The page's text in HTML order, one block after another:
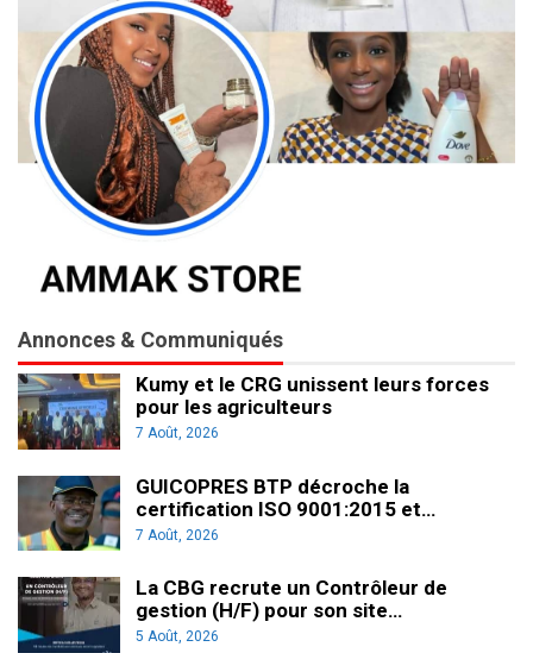
Annonces & Communiqués
Kumy et le CRG unissent leurs forces
pour les agriculteurs
7 Août, 2026
GUICOPRES BTP décroche la
certification ISO 9001:2015 et…
7 Août, 2026
La CBG recrute un Contrôleur de
gestion (H/F) pour son site…
5 Août, 2026